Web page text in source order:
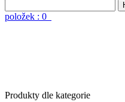
položek : 0
Produkty dle kategorie